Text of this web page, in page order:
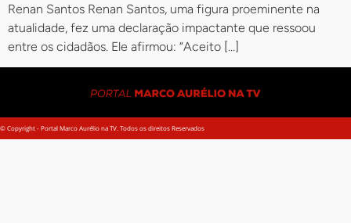
Renan Santos Renan Santos, uma figura proeminente na
atualidade, fez uma declaração impactante que ressoou
entre os cidadãos. Ele afirmou: “Aceito […]
© Copyright - Portal Marco Aurélio na TV. Todos os direitos Reservados